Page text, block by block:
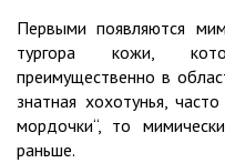
Первыми появляются
тургора кожи,
преимущественно в
знатная хохотунья,
мордочки“, то
раньше.